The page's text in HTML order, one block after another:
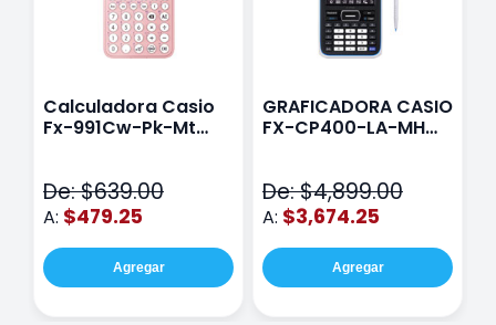
Calculadora Casio
Fx-991Cw-Pk-Mt
De: $639.00
A: $479.25
Agregar
GRAFICADORA CASIO
FX-CP400-LA-MH
De: $4,899.00
A: $3,674.25
Agregar